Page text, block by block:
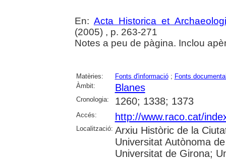
En: Acta Historica et
(2005) , p. 263-271
Notes a peu de pàgina. Inclou
Matèries: Fonts d'informació; Fonts
Àmbit:
Blanes
Cronologia: 1260; 1338; 1373
Accés: http://www.raco.cat/
Localització: Arxiu Històric de la
Universitat Autònoma
Universitat de Girona;